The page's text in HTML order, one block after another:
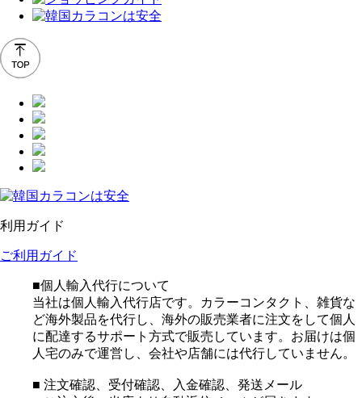
利用ガイド
ご利用ガイド
■個人輸入代行について
当社は個人輸入代行店です。カラーコンタクト、雑貨な
ど海外製品を代行し、海外の販売業者に注文をして個人
に配達するサポート方式で販売しています。お届けは個
人宅のみで運営し、会社や店舗には代行していません。
■ 注文確認、受付確認、入金確認、発送メール